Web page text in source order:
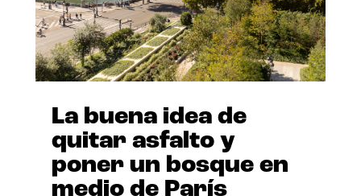
La buena idea de
quitar asfalto y
poner un bosque en
medio de París